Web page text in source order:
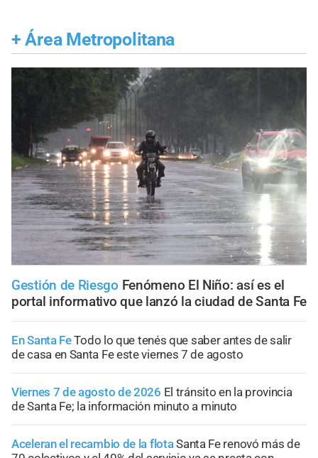
+ Área Metropolitana
Gestión de Riesgo Fenómeno El Niño: así es el
portal informativo que lanzó la ciudad de Santa Fe
En Santa FeTodo lo que tenés que saber antes de salir
de casa en Santa Fe este viernes 7 de agosto
Viernes 7 de agosto de 2026 El tránsito en la provincia
de Santa Fe; la información minuto a minuto
Aceleran el recambio de la flotaSanta Fe renovó más de